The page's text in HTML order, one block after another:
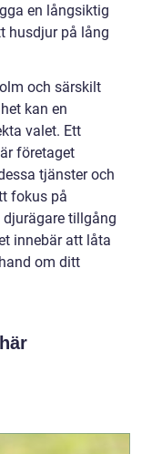
en långsiktig
husdjur på lång
och särskilt
kan en
valet. Ett
företaget
tjänster och
fokus på
tillgång
innebär att låta
om ditt